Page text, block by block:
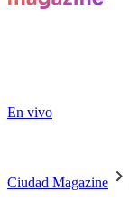
En vivo
Ciudad Magazine